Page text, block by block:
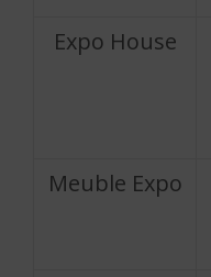
Expo House
Meuble Expo